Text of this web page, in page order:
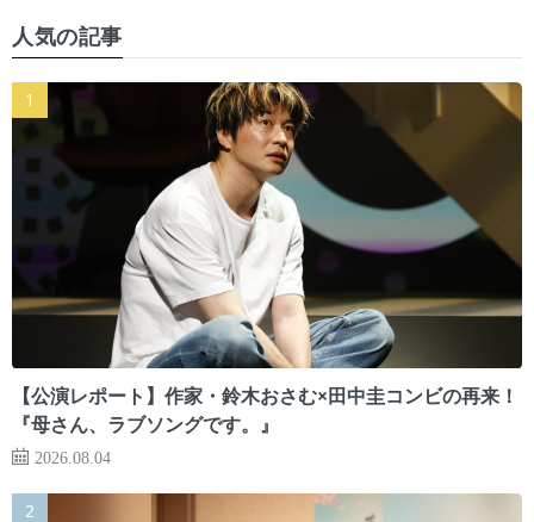
人気の記事
【公演レポート】作家・鈴木おさむ×田中圭コンビの再来！
『母さん、ラブソングです。』
2026.08.04